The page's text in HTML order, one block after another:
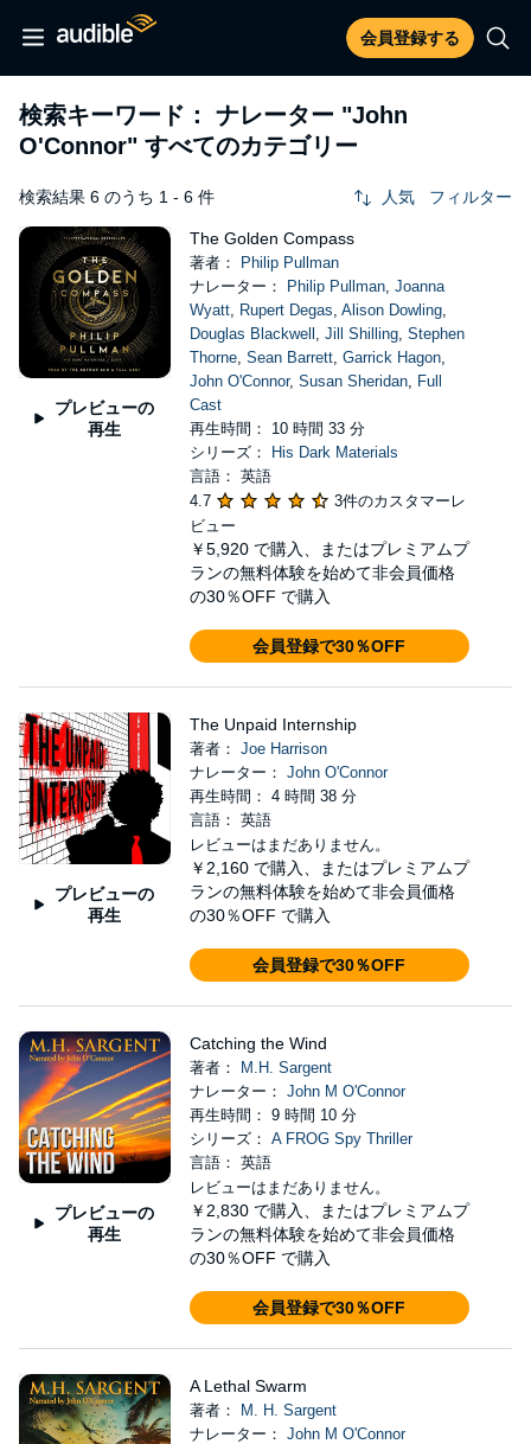
会員登録する
検索キーワード： ナレーター "John
O'Connor" すべてのカテゴリー
検索結果 6 のうち 1 - 6 件 人気 フィルター
プレビューの
再生
The Golden Compass
著者：
Philip Pullman
ナレーター：
Philip Pullman, Joanna
Wyatt, Rupert Degas, Alison Dowling,
Douglas Blackwell , Jill Shilling, Stephen
Thorne, Sean Barrett, Garrick Hagon,
John O'Connor, Susan Sheridan, Full
Cast
再生時間： 10 時間 33 分
シリーズ：
His Dark Materials
言語： 英語
4.7
3件のカスタマーレ
ビュー
￥5,920 で購入、またはプレミアムプ
ランの無料体験を始めて非会員価格
の30％OFF で購入
会員登録で30％OFF
プレビューの
再生
The Unpaid Internship
著者： Joe Harrison
ナレーター： John O'Connor
再生時間： 4 時間 38 分
言語： 英語
レビューはまだありません。
￥2,160 で購入、またはプレミアムプ
ランの無料体験を始めて非会員価格
の30％OFF で購入
会員登録で30％OFF
プレビューの
再生
Catching the Wind
著者：
M.H. Sargent
ナレーター： John M O'Connor
再生時間： 9 時間 10 分
シリーズ： A FROG Spy Thriller
言語： 英語
レビューはまだありません。
￥2,830 で購入、またはプレミアムプ
ランの無料体験を始めて非会員価格
の30％OFF で購入
会員登録で30％OFF
A Lethal Swarm
著者：
M. H. Sargent
ナレーター： John M O'Connor